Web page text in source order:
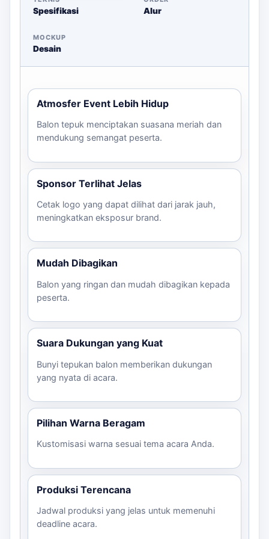
Spesifikasi Alur
MOCKUP
Desain
Atmosfer Event Lebih Hidup
Balon tepuk menciptakan suasana meriah dan
mendukung semangat peserta.
Sponsor Terlihat Jelas
Cetak logo yang dapat dilihat dari jarak jauh,
meningkatkan eksposur brand.
Mudah Dibagikan
Balon yang ringan dan mudah dibagikan kepada
peserta.
Suara Dukungan yang Kuat
Bunyi tepukan balon memberikan dukungan
yang nyata di acara.
Pilihan Warna Beragam
Kustomisasi warna sesuai tema acara Anda.
Produksi Terencana
Jadwal produksi yang jelas untuk memenuhi
deadline acara.